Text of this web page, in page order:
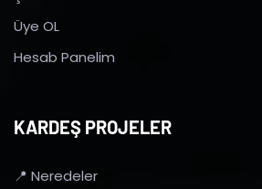
Üye OL
Hesab Panelim
KARDEŞ PROJELER
📍 Neredeler